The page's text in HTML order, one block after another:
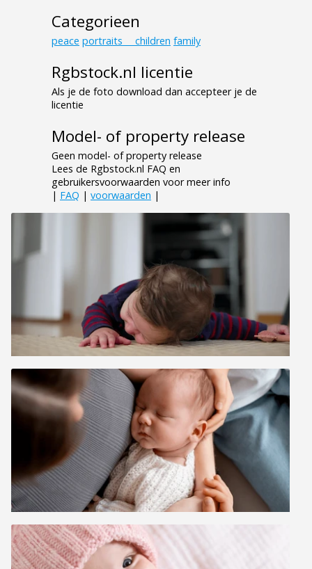
Categorieen
peace portraits___children family
Rgbstock.nl licentie
Als je de foto download dan accepteer je de
licentie
Model- of property release
Geen model- of property release
Lees de Rgbstock.nl FAQ en
gebruikersvoorwaarden voor meer info
| FAQ | voorwaarden |